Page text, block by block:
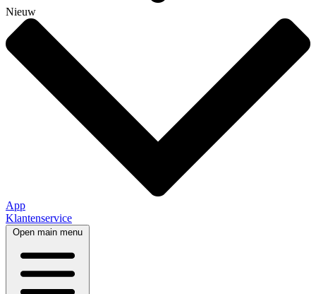
Nieuw
App
Klantenservice
Open main menu